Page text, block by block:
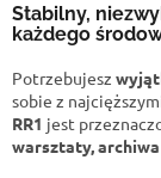
Stabilny,
każdego
Potrzebujesz
sobie z
RR1 jest
warsztaty,